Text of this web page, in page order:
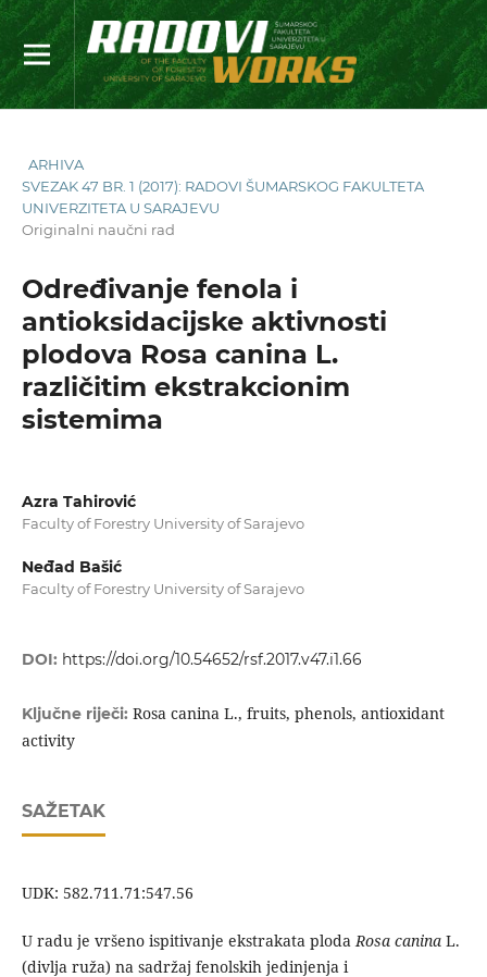
ARHIVA
SVEZAK 47 BR. 1 (2017): RADOVI ŠUMARSKOG FAKULTETA
UNIVERZITETA U SARAJEVU
Originalni naučni rad
Određivanje fenola i
antioksidacijske aktivnosti
plodova Rosa canina L.
različitim ekstrakcionim
sistemima
Azra Tahirović
Faculty of Forestry University of Sarajevo
Neđad Bašić
Faculty of Forestry University of Sarajevo
DOI: https://doi.org/10.54652/rsf.2017.v47.i1.66
Ključne riječi: Rosa canina L., fruits, phenols, antioxidant
activity
SAŽETAK
UDK: 582.711.71:547.56
U radu je vršeno ispitivanje ekstrakata plodaRosa caninaL.
(divlja ruža) na sadržaj fenolskih jedinjenja i